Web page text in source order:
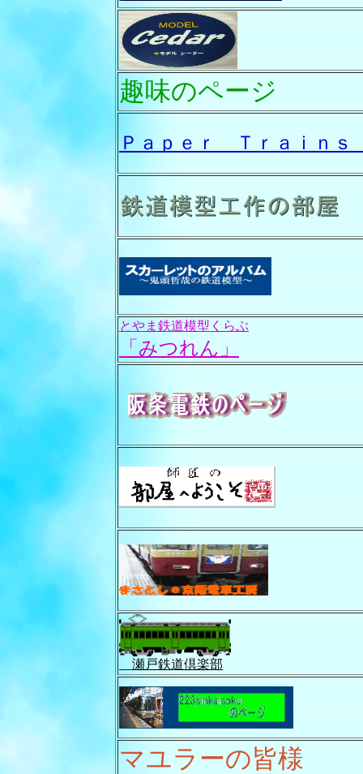
趣味のページ
Ｐａｐｅｒ Ｔｒａｉｎ
とやま鉄道模型くらぶ
「みつれん」
瀬戸鉄道倶楽部
マユラーの皆様